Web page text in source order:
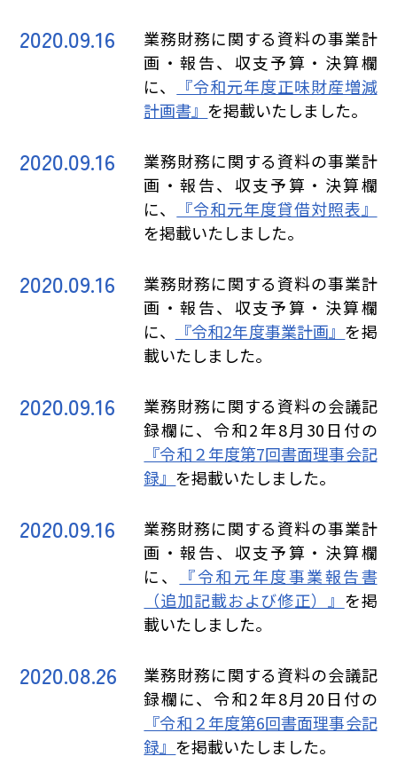
2020.09.16
業務財務に関する資料の事業計
画・報告、収支予算・決算欄
に、
『令和元年度正味財産増減
計画書』 を掲載いたしました。
2020.09.16
業務財務に関する資料の事業計
画・報告、収支予算・決算欄
に、
『令和元年度貸借対照表』
を掲載いたしました。
2020.09.16
業務財務に関する資料の事業計
画・報告、収支予算・決算欄
に、
『令和2年度事業計画』 を掲
載いたしました。
2020.09.16
業務財務に関する資料の会議記
録欄に、令和2年8月30日付の
『令和２年度第7回書面理事会記
録』 を掲載いたしました。
2020.09.16
業務財務に関する資料の事業計
画・報告、収支予算・決算欄
に、
『令和元年度事業報告書
（追加記載および修正）』 を掲
載いたしました。
2020.08.26
業務財務に関する資料の会議記
録欄に、令和2年8月20日付の
『令和２年度第6回書面理事会記
録』 を掲載いたしました。